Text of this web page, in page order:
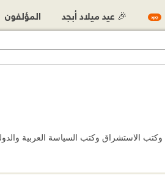
جديد 🎉 عيد ميلاد أبجد المؤلفون